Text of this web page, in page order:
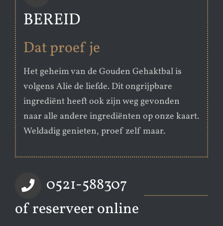
BEREID
Dat proef je
Het geheim van de Gouden Gehaktbal is
volgens Alie de liefde. Dit ongrijpbare
ingrediënt heeft ook zijn weg gevonden
naar alle andere ingrediënten op onze kaart.
Weldadig genieten, proef zelf maar.
0521-588307
of reserveer online